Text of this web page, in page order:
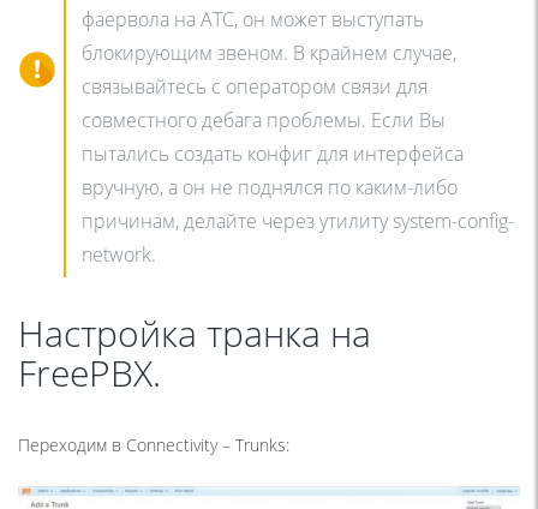
фаервола на АТС, он может выступать
блокирующим звеном. В крайнем случае,
связывайтесь с оператором связи для
совместного дебага проблемы. Если Вы
пытались создать конфиг для интерфейса
вручную, а он не поднялся по каким-либо
причинам, делайте через утилиту system-config-
network.
Настройка транка на
FreePBX.
Переходим в Connectivity – Trunks: